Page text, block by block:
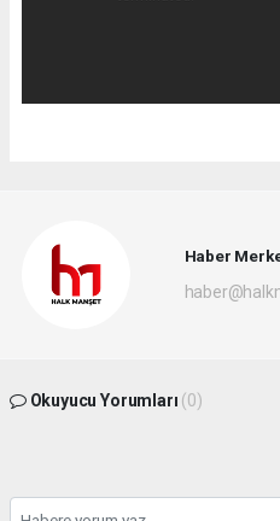
Haber
Okuyucu Yorumları (0)